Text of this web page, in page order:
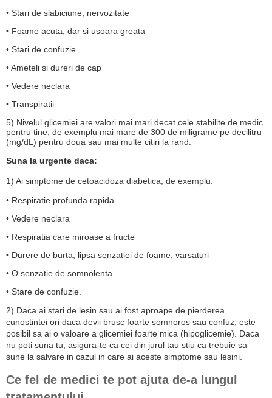
• Stari de slabiciune, nervozitate
• Foame acuta, dar si usoara greata
• Stari de confuzie
• Ameteli si dureri de cap
• Vedere neclara
• Transpiratii
5) Nivelul glicemiei are valori mai mari decat cele stabilite de medic
pentru tine, de exemplu mai mare de 300 de miligrame pe decilitru
(mg/dL) pentru doua sau mai multe citiri la rand.
Suna la urgente daca:
1) Ai simptome de cetoacidoza diabetica, de exemplu:
• Respiratie profunda rapida
• Vedere neclara
• Respiratia care miroase a fructe
• Durere de burta, lipsa senzatiei de foame, varsaturi
• O senzatie de somnolenta
• Stare de confuzie.
2) Daca ai stari de lesin sau ai fost aproape de pierderea
cunostintei ori daca devii brusc foarte somnoros sau confuz, este
posibil sa ai o valoare a glicemiei foarte mica (hipoglicemie). Daca
nu poti suna tu, asigura-te ca cei din jurul tau stiu ca trebuie sa
sune la salvare in cazul in care ai aceste simptome sau lesini.
Ce fel de medici te pot ajuta de-a lungul